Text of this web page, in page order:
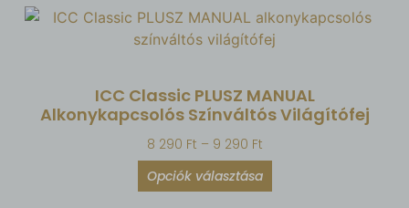
ICC Classic PLUSZ MANUAL
Alkonykapcsolós Színváltós Világítófej
8 290 Ft – 9 290 Ft
Opciók választása